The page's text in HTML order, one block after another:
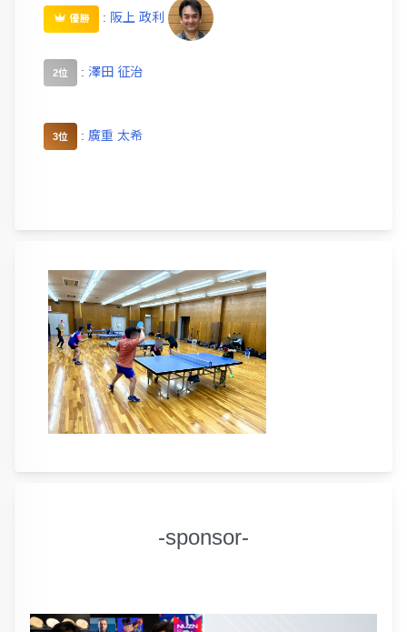
優勝 : 阪上 政利
2位 : 澤田 征治
3位 : 廣重 太希
-sponsor-